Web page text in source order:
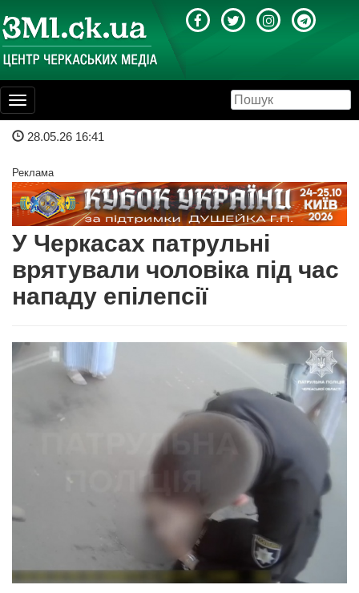
Toggle
navigation
28.05.26 16:41
Реклама
У Черкасах патрульні
врятували чоловіка під час
нападу епілепсії